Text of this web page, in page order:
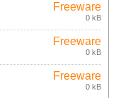
Freeware
0 kB
Freeware
0 kB
Freeware
0 kB